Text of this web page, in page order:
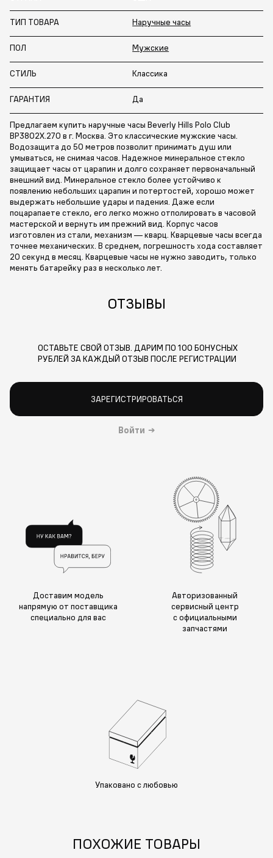
ТИП ТОВАРА Наручные часы
ПОЛ Мужские
СТИЛЬ Классика
ГАРАНТИЯ Да
Предлагаем купить наручные часы Beverly Hills Polo Club
BP3802X.270 в г. Москва. Это классические мужские часы.
Водозащита до 50 метров позволит принимать душ или
умываться, не снимая часов. Надежное минеральное стекло
защищает часы от царапин и долго сохраняет первоначальный
внешний вид. Минеральное стекло более устойчиво к
появлению небольших царапин и потертостей, хорошо может
выдержать небольшие удары и падения. Даже если
поцарапаете стекло, его легко можно отполировать в часовой
мастерской и вернуть им прежний вид. Корпус часов
изготовлен из стали, механизм — кварц. Кварцевые часы всегда
точнее механических. В среднем, погрешность хода составляет
20 секунд в месяц. Кварцевые часы не нужно заводить, только
менять батарейку раз в несколько лет.
ОТЗЫВЫ
ОСТАВЬТЕ СВОЙ ОТЗЫВ. ДАРИМ ПО 100 БОНУСНЫХ
РУБЛЕЙ ЗА КАЖДЫЙ ОТЗЫВ ПОСЛЕ РЕГИСТРАЦИИ
ЗАРЕГИСТРИРОВАТЬСЯ
Войти →
Доставим модель
напрямую от поставщика
специально для вас
Авторизованный
сервисный центр
с официальными
запчастями
Упаковано с любовью
ПОХОЖИЕ ТОВАРЫ